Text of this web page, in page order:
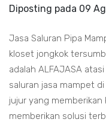
Diposting pada 09
Jasa Saluran Pipa
kloset jongkok
adalah ALFAJASA
saluran jasa mampet
jujur yang
memberikan solusi